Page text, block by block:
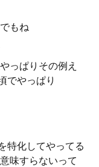
もね
っぱりその例え
でやっぱり
特化してやってる
味すらないって